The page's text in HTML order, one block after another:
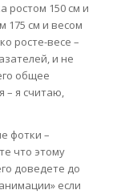
ростом 150 см и
175 см и весом
росте-весе –
и не
общее
– я считаю,
фотки –
что этому
доведете до
если